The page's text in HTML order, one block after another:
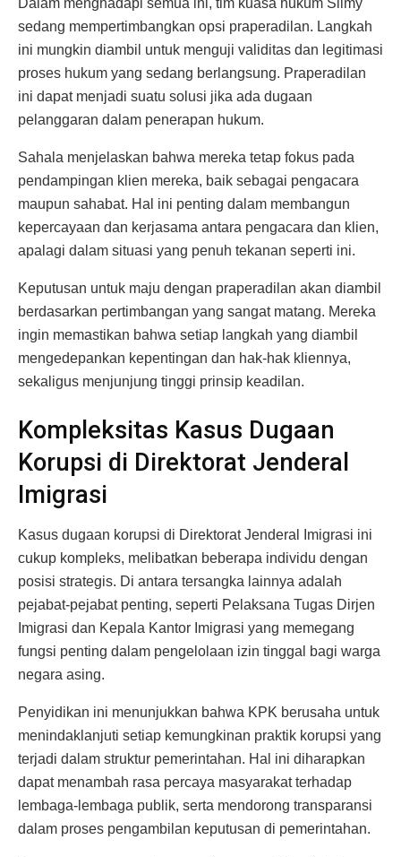
Dalam menghadapi semua ini, tim kuasa hukum Silmy
sedang mempertimbangkan opsi praperadilan. Langkah
ini mungkin diambil untuk menguji validitas dan legitimasi
proses hukum yang sedang berlangsung. Praperadilan
ini dapat menjadi suatu solusi jika ada dugaan
pelanggaran dalam penerapan hukum.
Sahala menjelaskan bahwa mereka tetap fokus pada
pendampingan klien mereka, baik sebagai pengacara
maupun sahabat. Hal ini penting dalam membangun
kepercayaan dan kerjasama antara pengacara dan klien,
apalagi dalam situasi yang penuh tekanan seperti ini.
Keputusan untuk maju dengan praperadilan akan diambil
berdasarkan pertimbangan yang sangat matang. Mereka
ingin memastikan bahwa setiap langkah yang diambil
mengedepankan kepentingan dan hak-hak kliennya,
sekaligus menjunjung tinggi prinsip keadilan.
Kompleksitas Kasus Dugaan
Korupsi di Direktorat Jenderal
Imigrasi
Kasus dugaan korupsi di Direktorat Jenderal Imigrasi ini
cukup kompleks, melibatkan beberapa individu dengan
posisi strategis. Di antara tersangka lainnya adalah
pejabat-pejabat penting, seperti Pelaksana Tugas Dirjen
Imigrasi dan Kepala Kantor Imigrasi yang memegang
fungsi penting dalam pengelolaan izin tinggal bagi warga
negara asing.
Penyidikan ini menunjukkan bahwa KPK berusaha untuk
menindaklanjuti setiap kemungkinan praktik korupsi yang
terjadi dalam struktur pemerintahan. Hal ini diharapkan
dapat menambah rasa percaya masyarakat terhadap
lembaga-lembaga publik, serta mendorong transparansi
dalam proses pengambilan keputusan di pemerintahan.